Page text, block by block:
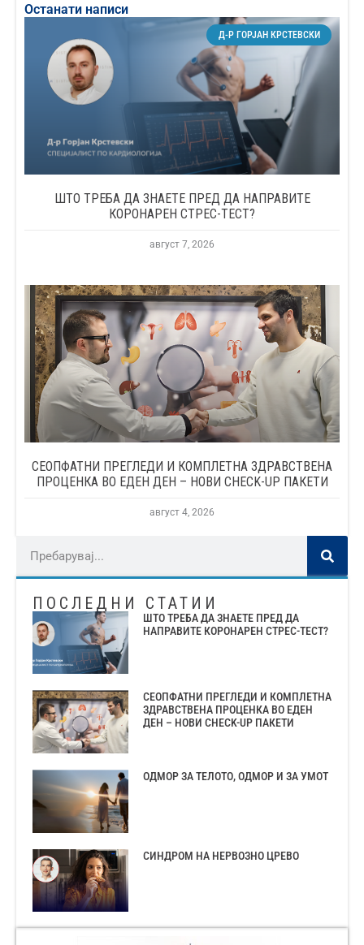
Останати написи
Д-Р ГОРЈАН КРСТЕВСКИ
ШТО ТРЕБА ДА ЗНАЕТЕ ПРЕД ДА НАПРАВИТЕ
КОРОНАРЕН СТРЕС-ТЕСТ?
август 7, 2026
СЕОПФАТНИ ПРЕГЛЕДИ И КОМПЛЕТНА ЗДРАВСТВЕНА
ПРОЦЕНКА ВО ЕДЕН ДЕН – НОВИ CHECK-UP ПАКЕТИ
август 4, 2026
ПОСЛЕДНИ СТАТИИ
ШТО ТРЕБА ДА ЗНАЕТЕ ПРЕД ДА
НАПРАВИТЕ КОРОНАРЕН СТРЕС-ТЕСТ?
СЕОПФАТНИ ПРЕГЛЕДИ И КОМПЛЕТНА
ЗДРАВСТВЕНА ПРОЦЕНКА ВО ЕДЕН
ДЕН – НОВИ CHECK-UP ПАКЕТИ
ОДМОР ЗА ТЕЛОТО, ОДМОР И ЗА УМОТ
СИНДРОМ НА НЕРВОЗНО ЦРЕВО